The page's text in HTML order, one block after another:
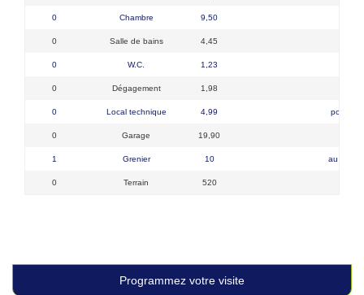
0 Chambre 9,50
0 Salle de bains 4,45
0 W.C. 1,23
0 Dégagement 1,98
0 Local technique 4,99 pompe
0 Garage 19,90
1 Grenier 10 au
0 Terrain 520
Programmez votre visite